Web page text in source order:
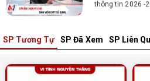
khoăn của nhiều
tập. Xem ngay
Laptop Sinh
Hình Nào
Tìm laptop sinh
học năm 2026?
SP Tương Tự SP Đã Xem SP Liên